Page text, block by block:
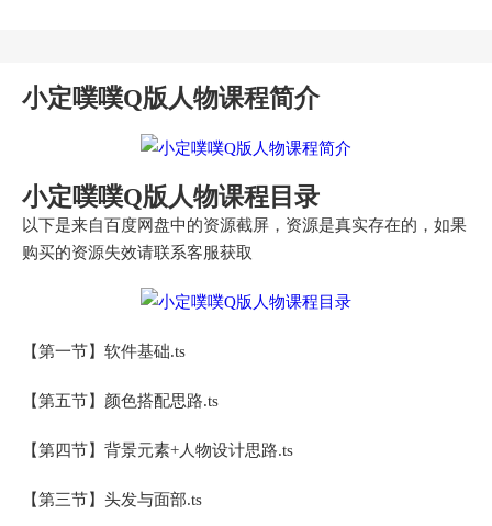
小定噗噗Q版人物课程简介
小定噗噗Q版人物课程目录
以下是来自百度网盘中的资源截屏，资源是真实存在的，如果
购买的资源失效请联系客服获取
【第一节】软件基础.ts
【第五节】颜色搭配思路.ts
【第四节】背景元素+人物设计思路.ts
【第三节】头发与面部.ts